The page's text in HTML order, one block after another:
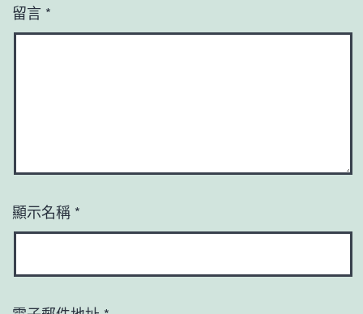
留言 *
顯示名稱 *